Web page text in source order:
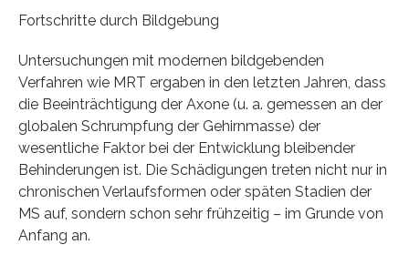
Fortschritte durch Bildgebung
Untersuchungen mit modernen bildgebenden
Verfahren wie MRT ergaben in den letzten Jahren, dass
die Beeinträchtigung der Axone (u. a. gemessen an der
globalen Schrumpfung der Gehirnmasse) der
wesentliche Faktor bei der Entwicklung bleibender
Behinderungen ist. Die Schädigungen treten nicht nur in
chronischen Verlaufsformen oder späten Stadien der
MS auf, sondern schon sehr frühzeitig – im Grunde von
Anfang an.